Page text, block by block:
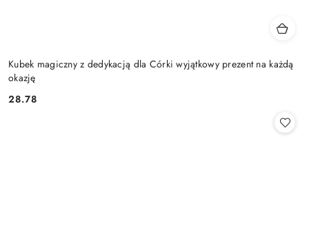
Kubek magiczny z dedykacją dla Córki wyjątkowy prezent na każdą
okazję
Cena:
28.78